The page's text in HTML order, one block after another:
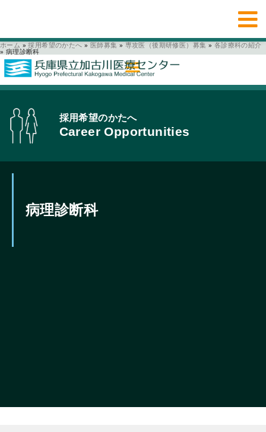
ホーム » 採用希望のかたへ » 医師募集 » 専攻医（後期研修医）募集 » 各診療科の紹介
» 病理診断科
採用希望のかたへ
Career Opportunities
病理診断科